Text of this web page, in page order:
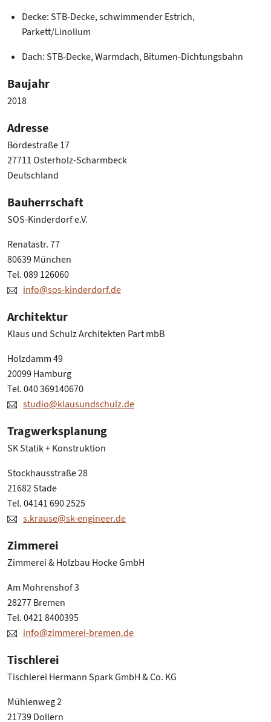
Decke: STB-Decke, schwimmender Estrich,
Parkett/Linolium
Dach: STB-Decke, Warmdach, Bitumen-Dichtungsbahn
Baujahr
2018
Adresse
Bördestraße 17
27711 Osterholz-Scharmbeck
Deutschland
Bauherrschaft
SOS-Kinderdorf e.V.
Renatastr. 77
80639 München
Tel. 089 126060
info@sos-kinderdorf.de
Architektur
Klaus und Schulz Architekten Part mbB
Holzdamm 49
20099 Hamburg
Tel. 040 369140670
studio@klausundschulz.de
Tragwerksplanung
SK Statik + Konstruktion
Stockhausstraße 28
21682 Stade
Tel. 04141 690 2525
s.krause@sk-engineer.de
Zimmerei
Zimmerei & Holzbau Hocke GmbH
Am Mohrenshof 3
28277 Bremen
Tel. 0421 8400395
info@zimmerei-bremen.de
Tischlerei
Tischlerei Hermann Spark GmbH & Co. KG
Mühlenweg 2
21739 Dollern